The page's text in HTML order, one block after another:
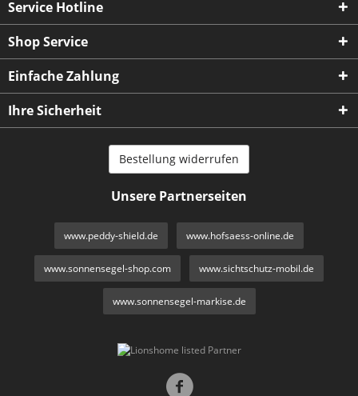
Service Hotline
Shop Service
Einfache Zahlung
Ihre Sicherheit
Bestellung widerrufen
Unsere Partnerseiten
www.peddy-shield.de www.hofsaess-online.de
www.sonnensegel-shop.com www.sichtschutz-mobil.de
www.sonnensegel-markise.de